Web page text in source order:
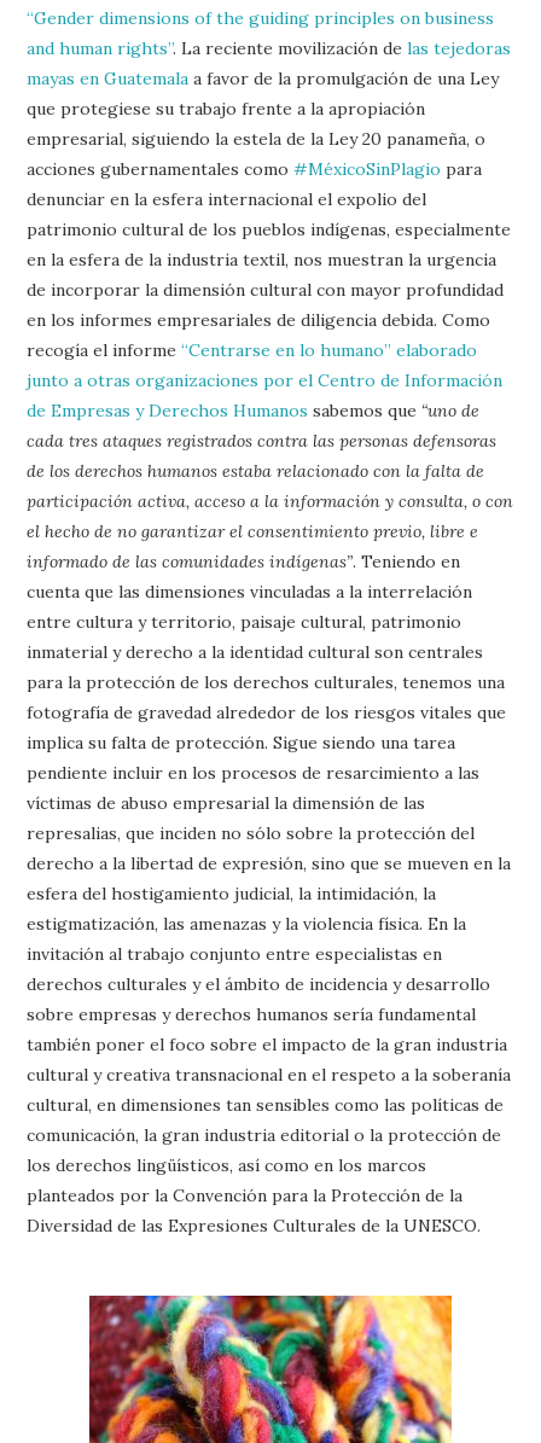
“Gender dimensions of the guiding principles on business
and human rights”. La reciente movilización delas tejedoras
mayas en Guatemala a favor de la promulgación de una Ley
que protegiese su trabajo frente a la apropiación
empresarial, siguiendo la estela de la Ley 20 panameña, o
acciones gubernamentales como#MéxicoSinPlagio para
denunciar en la esfera internacional el expolio del
patrimonio cultural de los pueblos indígenas, especialmente
en la esfera de la industria textil, nos muestran la urgencia
de incorporar la dimensión cultural con mayor profundidad
en los informes empresariales de diligencia debida. Como
recogía el informe“Centrarse en lo humano” elaborado
junto a otras organizaciones por el Centro de Información
de Empresas y Derechos Humanos sabemos que “uno de
cada tres ataques registrados contra las personas defensoras
de los derechos humanos estaba relacionado con la falta de
participación activa, acceso a la información y consulta, o con
el hecho de no garantizar el consentimiento previo, libre e
informado de las comunidades indígenas”. Teniendo en
cuenta que las dimensiones vinculadas a la interrelación
entre cultura y territorio, paisaje cultural, patrimonio
inmaterial y derecho a la identidad cultural son centrales
para la protección de los derechos culturales, tenemos una
fotografía de gravedad alrededor de los riesgos vitales que
implica su falta de protección. Sigue siendo una tarea
pendiente incluir en los procesos de resarcimiento a las
víctimas de abuso empresarial la dimensión de las
represalias, que inciden no sólo sobre la protección del
derecho a la libertad de expresión, sino que se mueven en la
esfera del hostigamiento judicial, la intimidación, la
estigmatización, las amenazas y la violencia física. En la
invitación al trabajo conjunto entre especialistas en
derechos culturales y el ámbito de incidencia y desarrollo
sobre empresas y derechos humanos sería fundamental
también poner el foco sobre el impacto de la gran industria
cultural y creativa transnacional en el respeto a la soberanía
cultural, en dimensiones tan sensibles como las políticas de
comunicación, la gran industria editorial o la protección de
los derechos lingüísticos, así como en los marcos
planteados por la Convención para la Protección de la
Diversidad de las Expresiones Culturales de la UNESCO.